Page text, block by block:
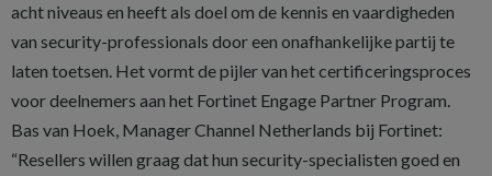
acht niveaus en heeft als doel om de kennis en vaardigheden
van security-professionals door een onafhankelijke partij te
laten toetsen. Het vormt de pijler van het certificeringsproces
voor deelnemers aan het Fortinet Engage Partner Program.
Bas van Hoek, Manager Channel Netherlands bij Fortinet:
“Resellers willen graag dat hun security-specialisten goed en